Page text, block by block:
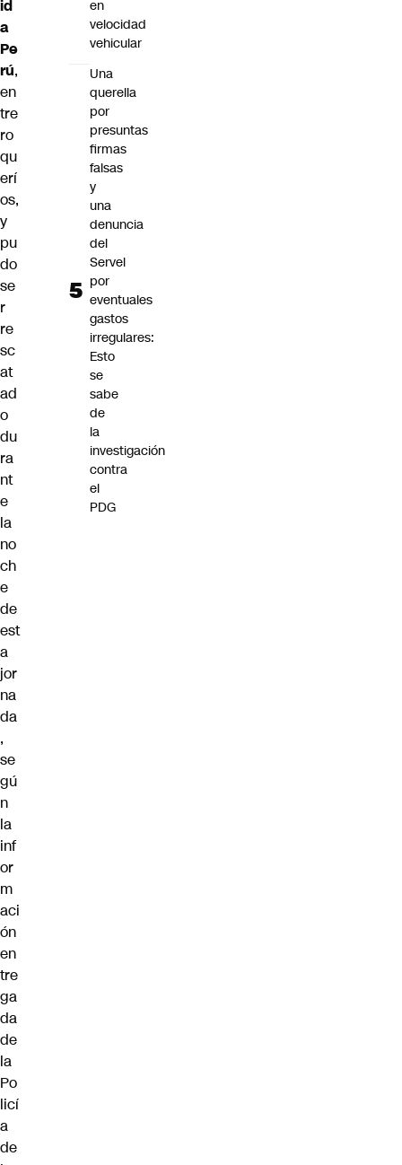
id
a
Pe
rú,
en
tre
ro
qu
erí
os,
y
pu
do
se
r
re
sc
at
ad
o
du
ra
nt
e
la
no
ch
e
de
est
a
jor
na
da
,
se
gú
n
la
inf
or
m
aci
ón
en
tre
ga
da
de
la
Po
licí
a
de
en
velocidad
vehicular
Una
querella
por
presuntas
firmas
falsas
y
una
denuncia
del
Servel
por
eventuales
gastos
irregulares:
Esto
se
sabe
de
la
investigación
contra
el
PDG